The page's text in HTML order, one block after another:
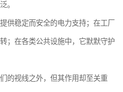
。
供稳定而安全的电力支持；在工厂
；在各类公共设施中，它默默守护
的视线之外，但其作用却至关重